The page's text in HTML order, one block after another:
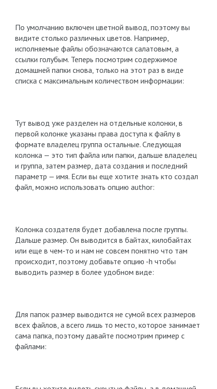
По умолчанию включен цветной вывод, поэтому вы
видите столько различных цветов. Например,
исполняемые файлы обозначаются салатовым, а
ссылки голубым. Теперь посмотрим содержимое
домашней папки снова, только на этот раз в виде
списка с максимальным количеством информации:
Тут вывод уже разделен на отдельные колонки, в
первой колонке указаны права доступа к файлу в
формате владелец группа остальные. Следующая
колонка — это тип файла или папки, дальше владелец
и группа, затем размер, дата создания и последний
параметр — имя. Если вы еще хотите знать кто создал
файл, можно использовать опцию author:
Колонка создателя будет добавлена после группы.
Дальше размер. Он выводится в байтах, килобайтах
или еще в чем-то и нам не совсем понятно что там
происходит, поэтому добавьте опцию -h чтобы
выводить размер в более удобном виде:
Для папок размер выводится не сумой всех размеров
всех файлов, а всего лишь то место, которое занимает
сама папка, поэтому давайте посмотрим пример с
файлами: